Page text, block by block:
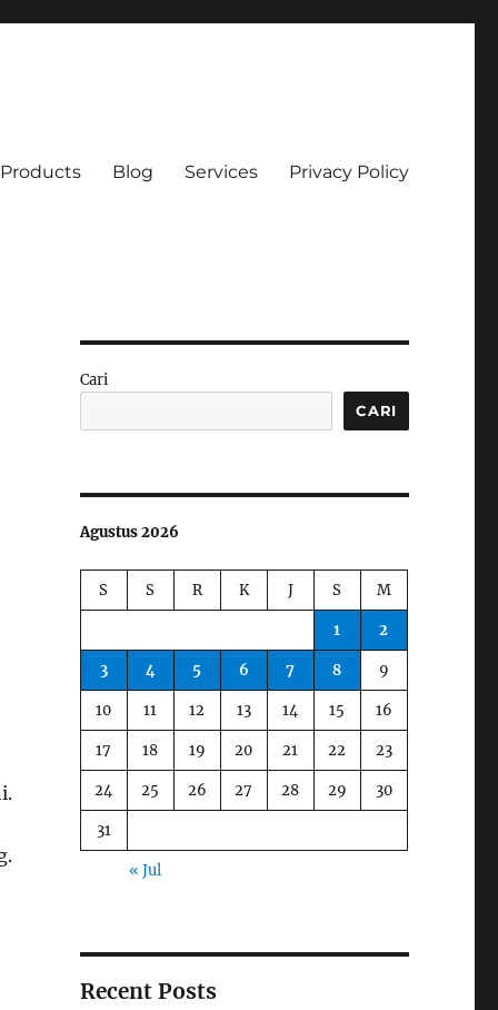
Products Blog Services Privacy Policy
Cari
CARI
Agustus 2026
S S R K J S M
1 2
3 4 5 6 7 8 9
10 11 12 13 14 15 16
17 18 19 20 21 22 23
24 25 26 27 28 29 30
31
« Jul
Recent Posts